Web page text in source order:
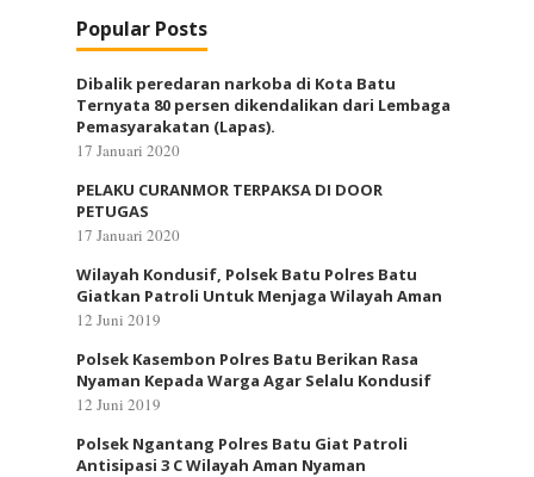
Popular Posts
Dibalik peredaran narkoba di Kota Batu
Ternyata 80 persen dikendalikan dari Lembaga
Pemasyarakatan (Lapas).
17 Januari 2020
PELAKU CURANMOR TERPAKSA DI DOOR
PETUGAS
17 Januari 2020
Wilayah Kondusif, Polsek Batu Polres Batu
Giatkan Patroli Untuk Menjaga Wilayah Aman
12 Juni 2019
Polsek Kasembon Polres Batu Berikan Rasa
Nyaman Kepada Warga Agar Selalu Kondusif
12 Juni 2019
Polsek Ngantang Polres Batu Giat Patroli
Antisipasi 3 C Wilayah Aman Nyaman